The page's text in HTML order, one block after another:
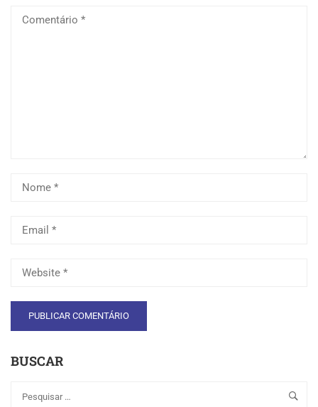
BUSCAR